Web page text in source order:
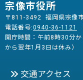
宗像市役所
〒811-3492 福岡県宗像
電話番号:0940-36-1121
開庁時間：午前8時30分
から翌年1月3日は休み）
交通アクセス